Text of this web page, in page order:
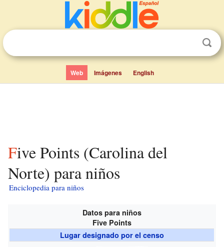
Web Imágenes English
Five Points (Carolina del
Norte) para niños
Enciclopedia para niños
Datos para niños
Five Points
Lugar designado por el censo